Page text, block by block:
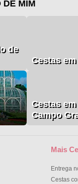
DE MIM
de
Cestas
Cestas em
Campo
Mais
Entrega
Cestas